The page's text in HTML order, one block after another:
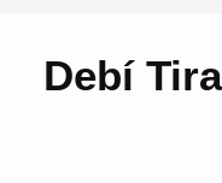
Debí